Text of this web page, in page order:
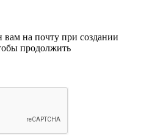
на почту при создании
продолжить